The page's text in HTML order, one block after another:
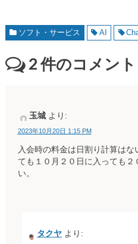
ソフト・サービス AI
2件のコメント
玉城 より:
2023年10月20日 1:15 PM
入会時の料金は日割り計算は
ても１０月２０日に入っても２
い。
タクヤ より: